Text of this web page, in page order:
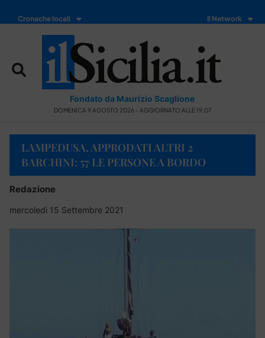
Cronache locali Il Network
Fondato da Maurizio Scaglione
DOMENICA 9 AGOSTO 2026 - AGGIORNATO ALLE 19:07
LAMPEDUSA, APPRODATI ALTRI 2
BARCHINI: 57 LE PERSONE A BORDO
Redazione
mercoledì 15 Settembre 2021